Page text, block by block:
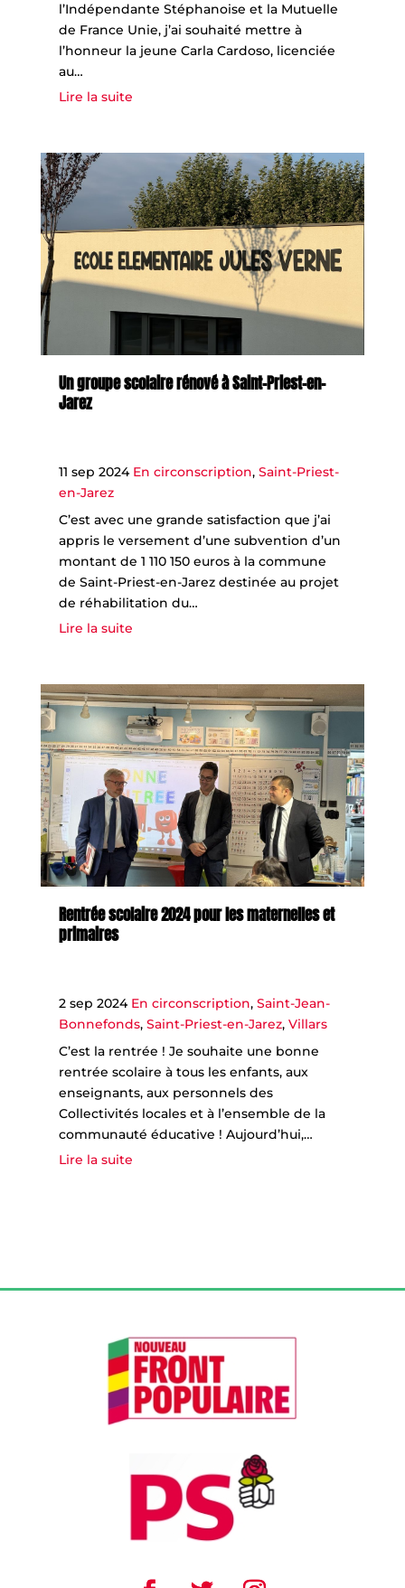
l’Indépendante Stéphanoise et la Mutuelle
de France Unie, j’ai souhaité mettre à
l’honneur la jeune Carla Cardoso, licenciée
au…
Lire la suite
Un groupe scolaire rénové à Saint-Priest-en-
Jarez
11 sep 2024 En circonscription, Saint-Priest-
en-Jarez
C’est avec une grande satisfaction que j’ai
appris le versement d’une subvention d’un
montant de 1 110 150 euros à la commune
de Saint-Priest-en-Jarez destinée au projet
de réhabilitation du…
Lire la suite
Rentrée scolaire 2024 pour les maternelles et
primaires
2 sep 2024 En circonscription, Saint-Jean-
Bonnefonds, Saint-Priest-en-Jarez, Villars
C’est la rentrée ! Je souhaite une bonne
rentrée scolaire à tous les enfants, aux
enseignants, aux personnels des
Collectivités locales et à l’ensemble de la
communauté éducative ! Aujourd’hui,…
Lire la suite